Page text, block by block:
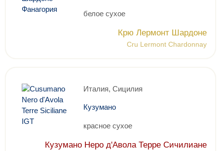
белое сухое
Крю Лермонт Шардоне
Cru Lermont Chardonnay
Италия, Сицилия
Кузумано
красное сухое
Кузумано Неро д'Авола Терре Сичилиане